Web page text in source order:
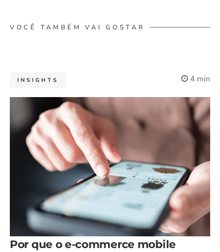
VOCÊ TAMBÉM VAI GOSTAR
INSIGHTS 4 min
Por que o e-commerce mobile